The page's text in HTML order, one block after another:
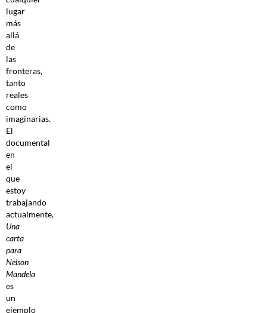
lugar
más
allá
de
las
fronteras,
tanto
reales
como
imaginarias.
El
documental
en
el
que
estoy
trabajando
actualmente,
Una
carta
para
Nelson
Mandela
es
un
ejemplo